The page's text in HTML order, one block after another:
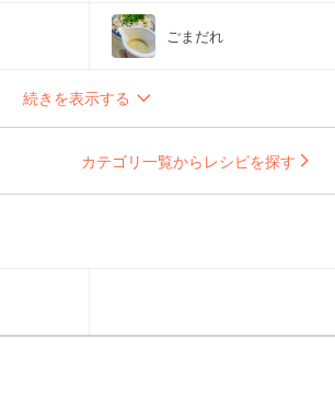
ごまだれ
続きを表示する
カテゴリ一覧からレシピを探す